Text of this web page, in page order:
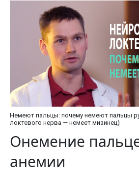
Немеют пальцы: почему немеют пальцы
локтевого нерва — немеет мизинец)
Онемение
анемии